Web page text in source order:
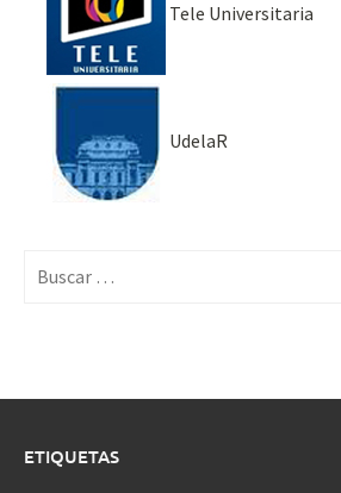
Tele Universitaria
UdelaR
ETIQUETAS